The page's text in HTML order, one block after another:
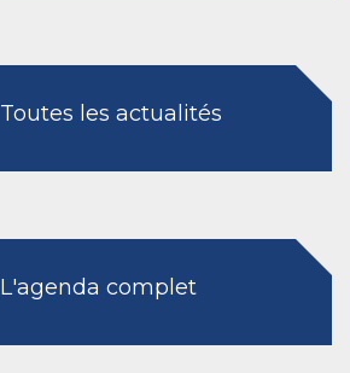
Toutes les actualités
L'agenda complet